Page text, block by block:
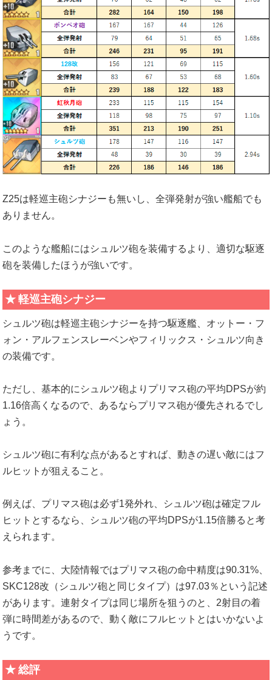
Z25は軽巡主砲シナジーも無いし、全弾発射が強い艦船でも
ありません。
このような艦船にはシュルツ砲を装備するより、適切な駆逐
砲を装備したほうが強いです。
軽巡主砲シナジー
シュルツ砲は軽巡主砲シナジーを持つ駆逐艦、オットー・フ
ォン・アルフェンスレーベンやフィリックス・シュルツ向き
の装備です。
ただし、基本的にシュルツ砲よりプリマス砲の平均DPSが約
1.16倍高くなるので、あるならプリマス砲が優先されるでし
ょう。
シュルツ砲に有利な点があるとすれば、動きの遅い敵にはフ
ルヒットが狙えること。
例えば、プリマス砲は必ず1発外れ、シュルツ砲は確定フル
ヒットとするなら、シュルツ砲の平均DPSが1.15倍勝ると考
えられます。
参考までに、大陸情報ではプリマス砲の命中精度は90.31%、
SKC128改（シュルツ砲と同じタイプ）は97.03％という記述
があります。連射タイプは同じ場所を狙うのと、2射目の着
弾に時間差があるので、動く敵にフルヒットとはいかないよ
うです。
総評